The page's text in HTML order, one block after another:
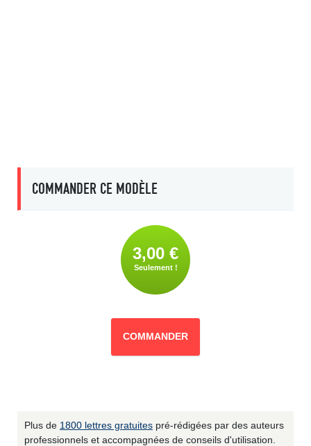
COMMANDER CE MODÈLE
3,00 €
Seulement !
COMMANDER
Plus de 1800 lettres gratuites pré-rédigées par des auteurs
professionnels et accompagnées de conseils d'utilisation.